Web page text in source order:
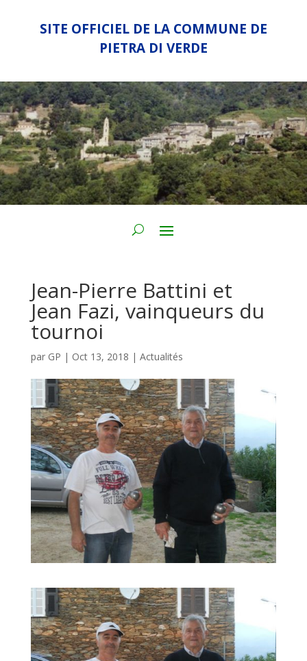
SITE OFFICIEL DE LA COMMUNE DE
PIETRA DI VERDE
Jean-Pierre Battini et
Jean Fazi, vainqueurs du
tournoi
par GP | Oct 13, 2018 | Actualités